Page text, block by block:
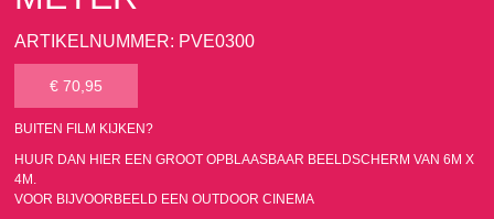
ARTIKELNUMMER: PVE0300
€ 70,95
BUITEN FILM KIJKEN?
HUUR DAN HIER EEN GROOT OPBLAASBAAR BEELDSCHERM VAN 6M X
4M.
VOOR BIJVOORBEELD EEN OUTDOOR CINEMA